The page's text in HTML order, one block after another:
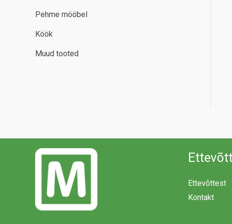
Pehme mööbel
Köök
Muud tooted
Ettevõttest
Kontakt